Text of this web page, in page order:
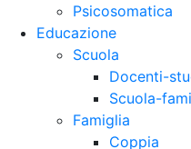
Psicosomatica
Educazione
Scuola
Docenti-
Scuola-
Famiglia
Coppia